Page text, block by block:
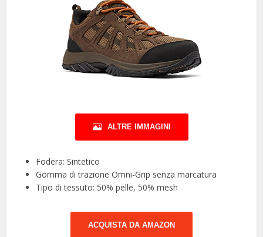
ALTRE IMMAGINI
Fodera: Sintetico
Gomma di trazione Omni-Grip senza marcatura
Tipo di tessuto: 50% pelle, 50% mesh
ACQUISTA DA AMAZON